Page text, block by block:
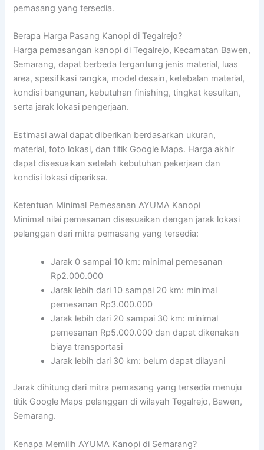
pemasang yang tersedia.
Berapa Harga Pasang Kanopi di Tegalrejo?
Harga pemasangan kanopi di Tegalrejo, Kecamatan Bawen,
Semarang, dapat berbeda tergantung jenis material, luas
area, spesifikasi rangka, model desain, ketebalan material,
kondisi bangunan, kebutuhan finishing, tingkat kesulitan,
serta jarak lokasi pengerjaan.
Estimasi awal dapat diberikan berdasarkan ukuran,
material, foto lokasi, dan titik Google Maps. Harga akhir
dapat disesuaikan setelah kebutuhan pekerjaan dan
kondisi lokasi diperiksa.
Ketentuan Minimal Pemesanan AYUMA Kanopi
Minimal nilai pemesanan disesuaikan dengan jarak lokasi
pelanggan dari mitra pemasang yang tersedia:
Jarak 0 sampai 10 km: minimal pemesanan
Rp2.000.000
Jarak lebih dari 10 sampai 20 km: minimal
pemesanan Rp3.000.000
Jarak lebih dari 20 sampai 30 km: minimal
pemesanan Rp5.000.000 dan dapat dikenakan
biaya transportasi
Jarak lebih dari 30 km: belum dapat dilayani
Jarak dihitung dari mitra pemasang yang tersedia menuju
titik Google Maps pelanggan di wilayah Tegalrejo, Bawen,
Semarang.
Kenapa Memilih AYUMA Kanopi di Semarang?